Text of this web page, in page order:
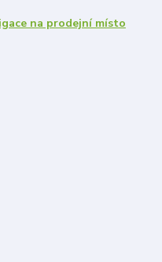
na prodejní místo